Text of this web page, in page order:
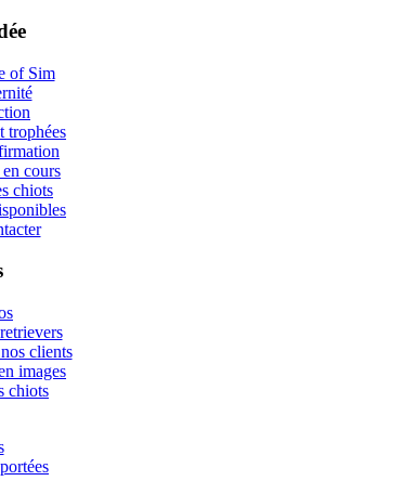
of Sim
trophées
cours
chiots
clients
images
chiots